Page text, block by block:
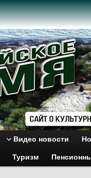
Видео новости
Туризм